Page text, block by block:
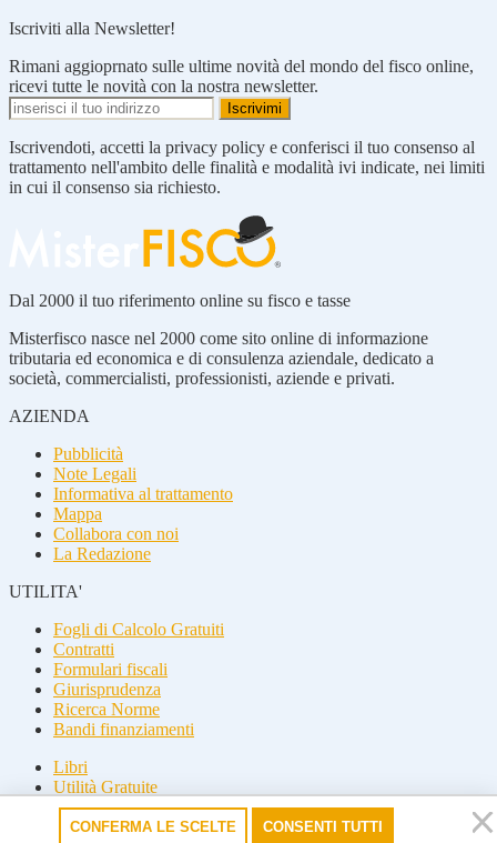
Iscriviti alla Newsletter!
Rimani aggioprnato sulle ultime novità del mondo del fisco online,
ricevi tutte le novità con la nostra newsletter.
Iscrivendoti, accetti la privacy policy e conferisci il tuo consenso al
trattamento nell'ambito delle finalità e modalità ivi indicate, nei limiti
in cui il consenso sia richiesto.
Dal 2000 il tuo riferimento online su fisco e tasse
Misterfisco nasce nel 2000 come sito online di informazione
tributaria ed economica e di consulenza aziendale, dedicato a
società, commercialisti, professionisti, aziende e privati.
AZIENDA
Pubblicità
Note Legali
Informativa al trattamento
Mappa
Collabora con noi
La Redazione
UTILITA'
Fogli di Calcolo Gratuiti
Contratti
Formulari fiscali
Giurisprudenza
Ricerca Norme
Bandi finanziamenti
Libri
Utilità Gratuite
Guide fiscali
CONFERMA LE SCELTE CONSENTI TUTTI